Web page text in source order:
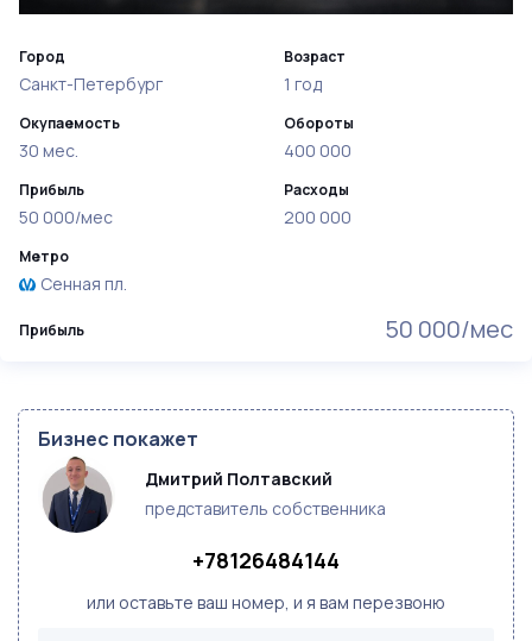
Прибыль 50 000/мес
Город
Санкт-Петербург
Окупаемость
30 мес.
Прибыль
50 000/мес
Возраст
1 год
Обороты
400 000
Расходы
200 000
Метро
Сенная пл.
Бизнес покажет
Дмитрий Полтавский
представитель собственника
+78126484144
или оставьте ваш номер, и я вам перезвоню